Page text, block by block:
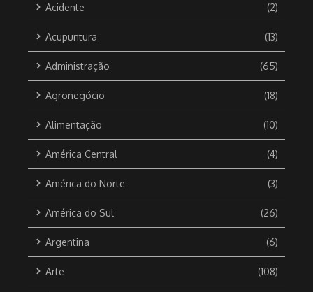
Acidente (2)
Acupuntura (13)
Administração (65)
Agronegócio (18)
Alimentação (10)
América Central (4)
América do Norte (3)
América do Sul (26)
Argentina (6)
Arte (108)